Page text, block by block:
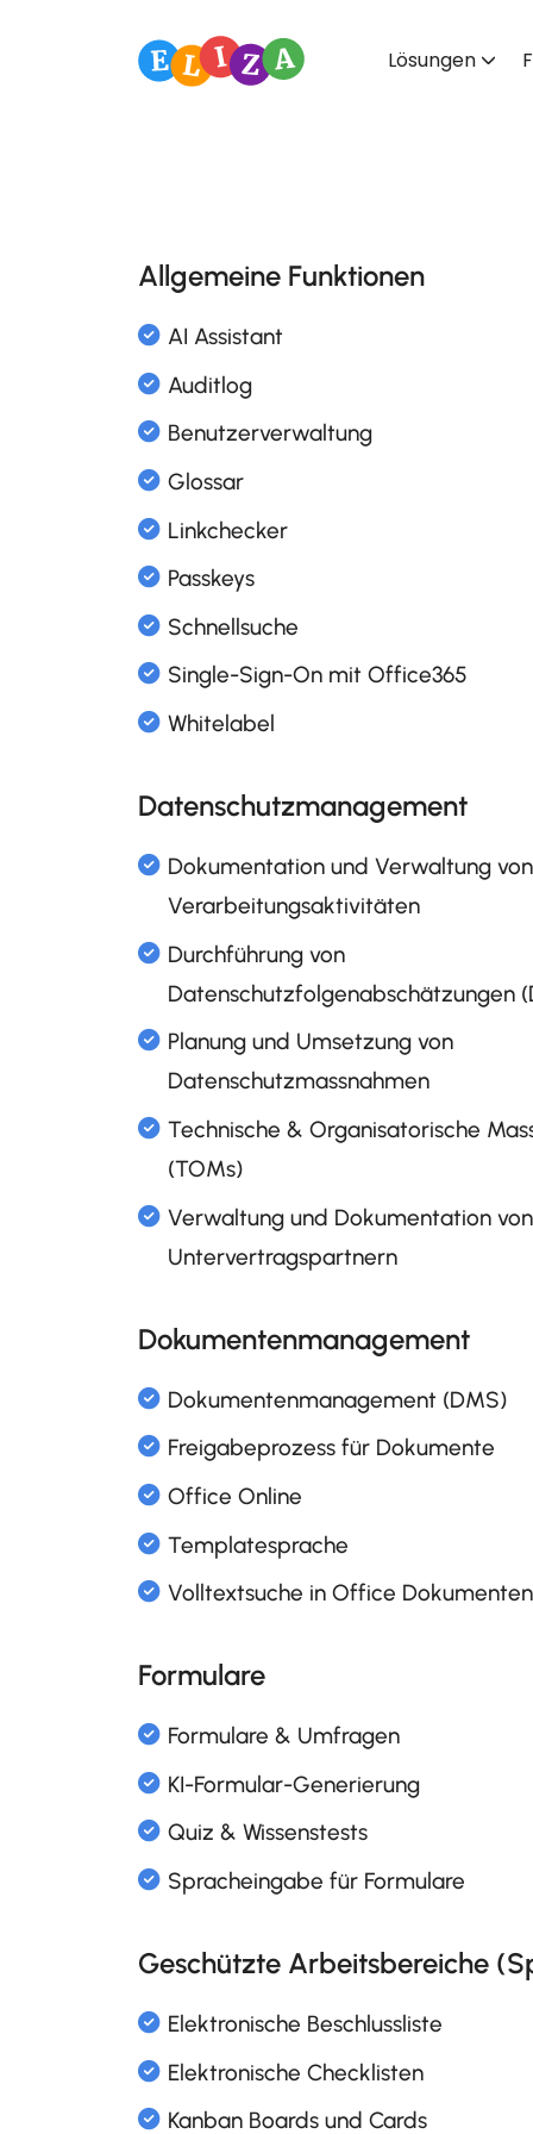
Lösungen
Allgemeine Funktionen
AI Assistant
Auditlog
Glossar
Linkchecker
Passkeys
Schnellsuche
Single-Sign-On mit Office365
Whitelabel
Datenschutzmanagement
Verarbeitungsaktivitäten
Durchführung von
Planung und Umsetzung von
Datenschutzmassnahmen
Technische &
Verwaltung und
Untervertragspartnern
Dokumentenmanagement
Templatesprache
Volltextsuche in Office
Formulare
Formulare & Umfragen
Geschützte Arbeitsbereiche